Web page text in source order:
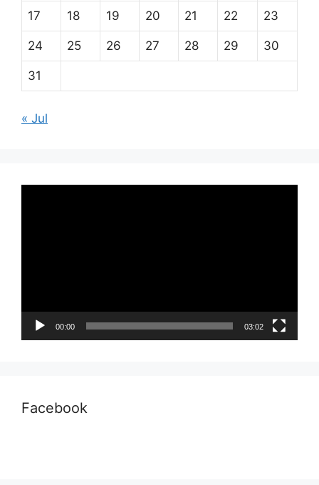
17 18 19 20 21 22 23
24 25 26 27 28 29 30
31
« Jul
00:00 03:02
Facebook